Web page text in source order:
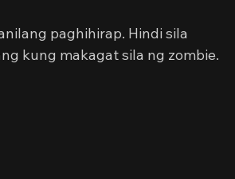
paghihirap. Hindi sila
kung makagat sila ng zombie.